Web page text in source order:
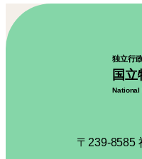
独立行
国
National
〒239-8585